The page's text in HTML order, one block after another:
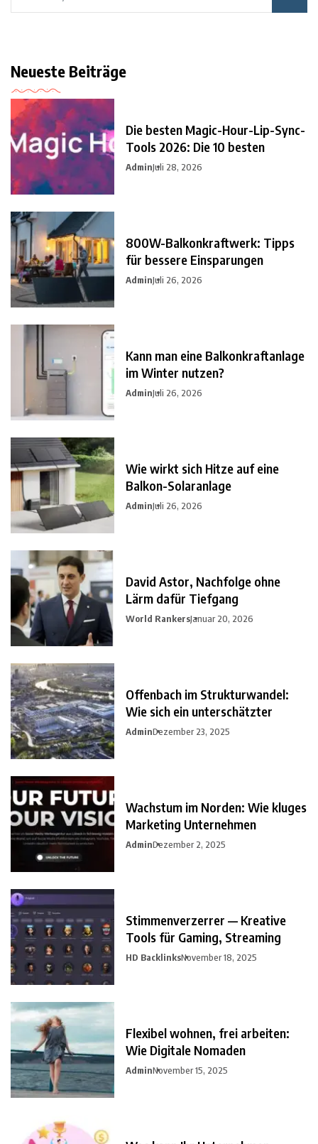
Neueste Beiträge
Die besten Magic-Hour-Lip-Sync-
Tools 2026: Die 10 besten
AdminJuli 28, 2026
800W-Balkonkraftwerk: Tipps
für bessere Einsparungen
AdminJuli 26, 2026
Kann man eine Balkonkraftanlage
im Winter nutzen?
AdminJuli 26, 2026
Wie wirkt sich Hitze auf eine
Balkon-Solaranlage
AdminJuli 26, 2026
David Astor, Nachfolge ohne
Lärm dafür Tiefgang
World RankersJanuar 20, 2026
Offenbach im Strukturwandel:
Wie sich ein unterschätzter
AdminDezember 23, 2025
Wachstum im Norden: Wie kluges
Marketing Unternehmen
AdminDezember 2, 2025
Stimmenverzerrer — Kreative
Tools für Gaming, Streaming
HD BacklinksNovember 18, 2025
Flexibel wohnen, frei arbeiten:
Wie Digitale Nomaden
AdminNovember 15, 2025